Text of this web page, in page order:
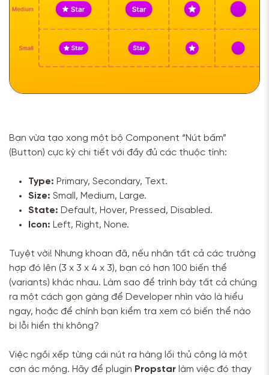
Bạn vừa tạo xong một bộ Component “Nút bấm”
(Button) cực kỳ chi tiết với đầy đủ các thuộc tính:
Type: Primary, Secondary, Text.
Size: Small, Medium, Large.
State: Default, Hover, Pressed, Disabled.
Icon: Left, Right, None.
Tuyệt vời! Nhưng khoan đã, nếu nhân tất cả các trường
hợp đó lên (3 x 3 x 4 x 3), bạn có hơn 100 biến thể
(variants) khác nhau. Làm sao để trình bày tất cả chúng
ra một cách gọn gàng để Developer nhìn vào là hiểu
ngay, hoặc để chính bạn kiểm tra xem có biến thể nào
bị lỗi hiển thị không?
Việc ngồi xếp từng cái nút ra hàng lối thủ công là một
cơn ác mộng. Hãy để plugin Propstar làm việc đó thay